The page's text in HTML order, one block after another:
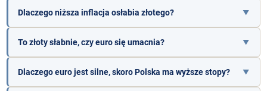
Dlaczego niższa inflacja osłabia złotego?
To złoty słabnie, czy euro się umacnia?
Dlaczego euro jest silne, skoro Polska ma wyższe stopy?